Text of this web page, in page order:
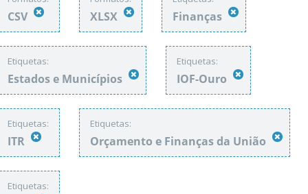
CSV XLSX Finanças
Etiquetas:
Estados e Municípios
Etiquetas:
IOF-Ouro
Etiquetas:
ITR
Etiquetas:
Orçamento e Finanças da União
Etiquetas: